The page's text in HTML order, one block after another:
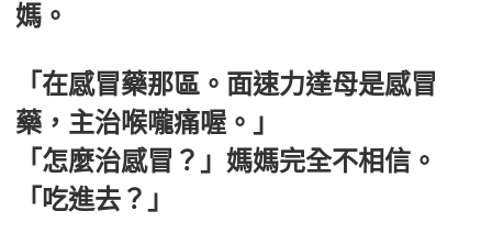
媽。
「在感冒藥那區。面速力達母是感冒
藥，主治喉嚨痛喔。」
「怎麼治感冒？」媽媽完全不相信。
「吃進去？」